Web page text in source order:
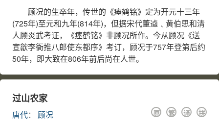
顾况的生卒年，传世的《瘗鹤铭》定为开元十三年
(725年)至元和九年(814年)，但据宋代董逌﹑黄伯思和清
人顾炎武考证，《瘗鹤铭》非顾况所作。今从顾况《送
宣歙李衙推八郎使东都序》考订，顾况于757年登第后约
50年，即大致在806年前后尚在人世。
过山农家
唐代： 顾况 拼
译
繁
原